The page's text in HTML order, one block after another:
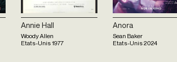
Annie Hall
Woody Allen
Etats-Unis 1977
Anora
Sean Baker
Etats-Unis 2024